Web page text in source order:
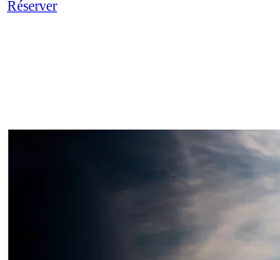
Réserver